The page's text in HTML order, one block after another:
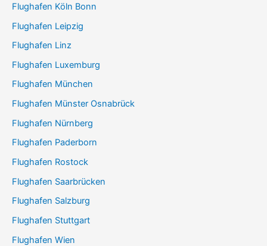
Flughafen Köln Bonn
Flughafen Leipzig
Flughafen Linz
Flughafen Luxemburg
Flughafen München
Flughafen Münster Osnabrück
Flughafen Nürnberg
Flughafen Paderborn
Flughafen Rostock
Flughafen Saarbrücken
Flughafen Salzburg
Flughafen Stuttgart
Flughafen Wien